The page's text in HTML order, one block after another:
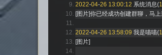
2022-04-26 13:00:12 系统消息(
[图片]你已经成功创建群聊，马上
2022-04-26 13:58:09 我是喵喵(
[图片]